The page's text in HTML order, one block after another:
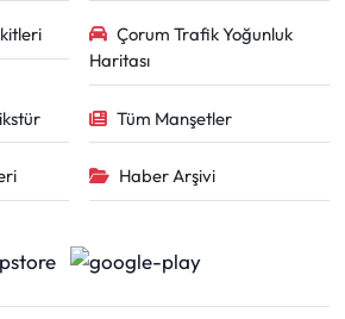
Çorum Trafik Yoğunluk
Haritası
Tüm Manşetler
Haber Arşivi